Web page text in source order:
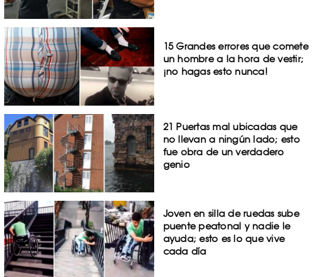
15 Grandes errores que comete
un hombre a la hora de vestir;
¡no hagas esto nunca!
21 Puertas mal ubicadas que
no llevan a ningún lado; esto
fue obra de un verdadero
genio
Joven en silla de ruedas sube
puente peatonal y nadie le
ayuda; esto es lo que vive
cada día